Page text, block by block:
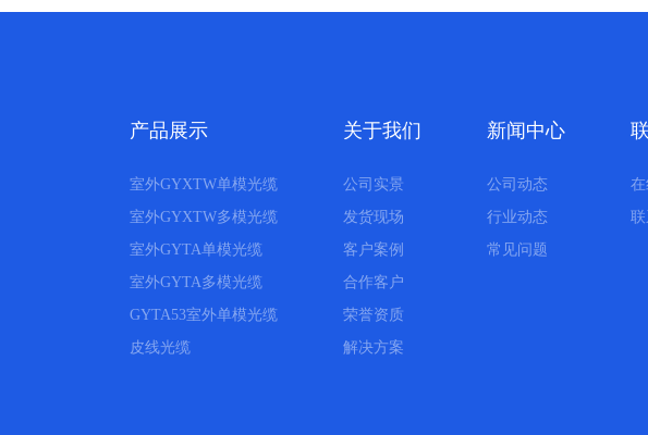
产品展示
室外GYXTW单模光缆
室外GYXTW多模光缆
室外GYTA单模光缆
室外GYTA多模光缆
GYTA53室外单模光缆
皮线光缆
关于我们
公司实景
发货现场
客户案例
合作客户
荣誉资质
解决方案
新闻中心
公司动态
行业动态
常见问题